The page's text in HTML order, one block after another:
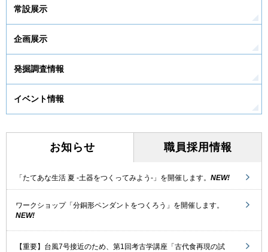
常設展示
企画展示
発掘調査情報
イベント情報
お知らせ
「たてあな生活 夏 -土器をつくってみよう-」を開催します。 NEW!
ワークショップ「分銅形ペンダントをつくろう」を開催します。
NEW!
【重要】台風7号接近のため、第1回考古学講座「古代食再現の試
職員採用情報